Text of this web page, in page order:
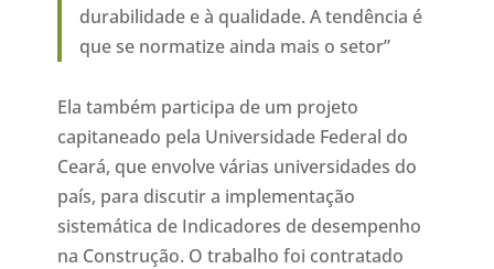
durabilidade e à qualidade. A tendência é
que se normatize ainda mais o setor”
Ela também participa de um projeto
capitaneado pela Universidade Federal do
Ceará, que envolve várias universidades do
país, para discutir a implementação
sistemática de Indicadores de desempenho
na Construção. O trabalho foi contratado